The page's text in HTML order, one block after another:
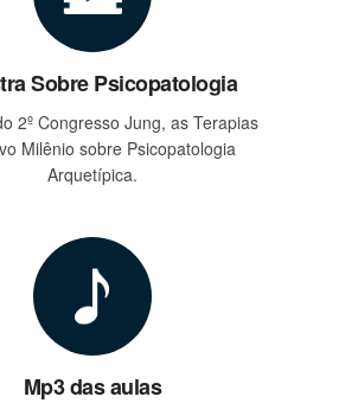
Sobre Psicopatologia
2º Congresso Jung, as Terapias
Milênio sobre Psicopatologia
Arquetípica.
Mp3 das aulas